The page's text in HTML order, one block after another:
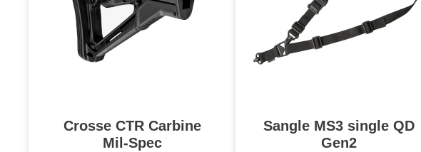
Crosse CTR Carbine
Mil-Spec
Sangle MS3 single QD
Gen2